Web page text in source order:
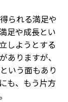
られる満足や
足や成長とい
しようとする
ありますが、
いう面もあり
も、もう片方